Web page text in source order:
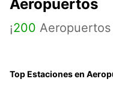
Aeropuertos
¡200
Top Estaciones en